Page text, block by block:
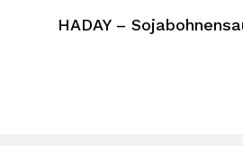
HADAY –